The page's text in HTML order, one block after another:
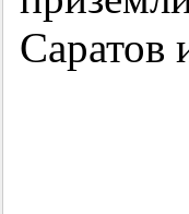
Саратов